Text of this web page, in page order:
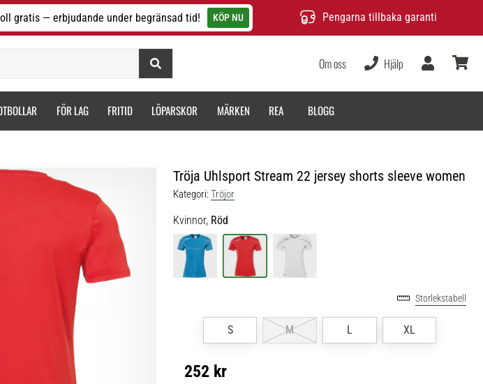
gratis — erbjudande under begränsad tid! KÖP NU Pengarna tillbaka garanti
Om oss Hjälp
FÖR LAG FRITID LÖPARSKOR MÄRKEN REA BLOGG
Tröja Uhlsport Stream 22 jersey shorts sleeve women
Kategori:Tröjor
Kvinnor, Röd
Storlekstabell
S M L XL
252 kr